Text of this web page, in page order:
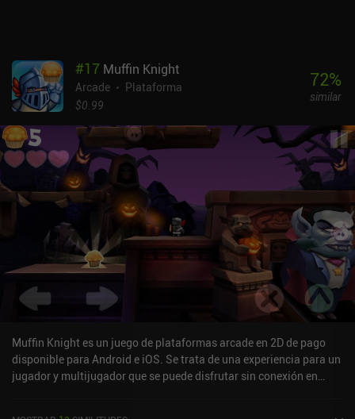
#17 Muffin Knight
Arcade
Plataforma
$0.99
72%
similar
Muffin Knight es un juego de plataformas arcade en 2D de pago
disponible para Android e iOS. Se trata de una experiencia para un
jugador y multijugador que se puede disfrutar sin conexión en